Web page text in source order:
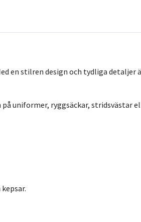
en stilren design och tydliga detaljer
uniformer, ryggsäckar, stridsvästar